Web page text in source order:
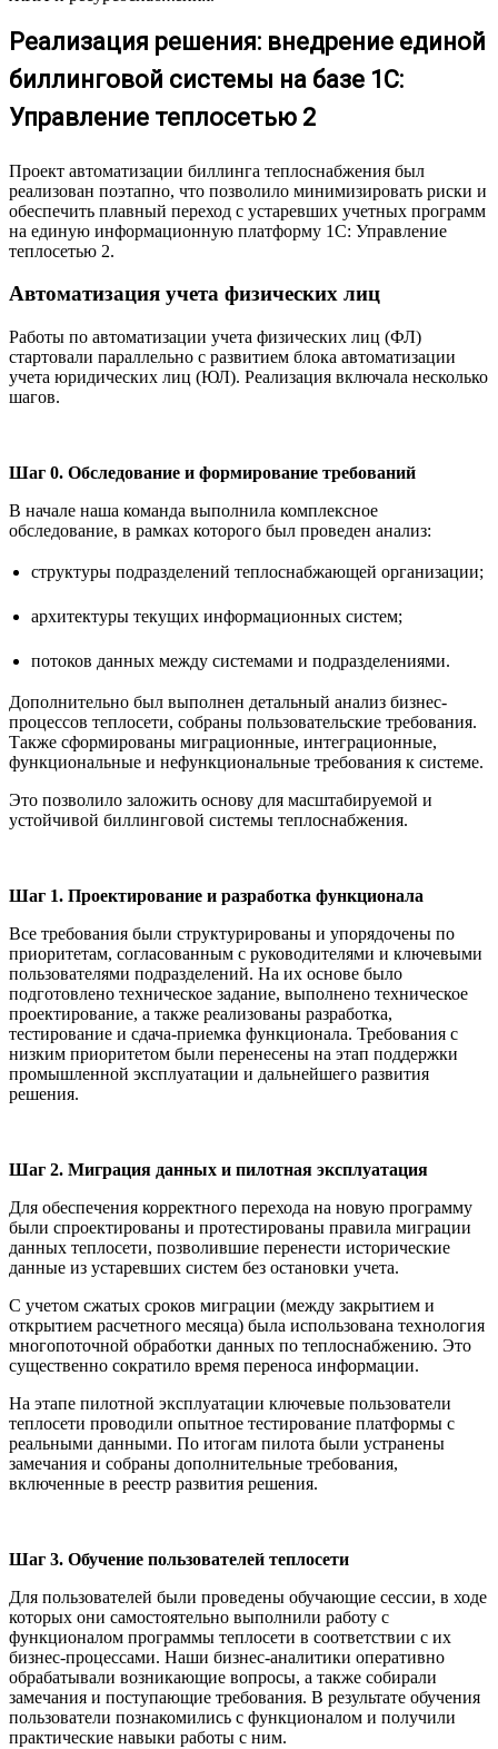
Реализация решения: внедрение единой
биллинговой системы на базе 1С:
Управление теплосетью 2
Проект автоматизации биллинга теплоснабжения был
реализован поэтапно, что позволило минимизировать риски и
обеспечить плавный переход с устаревших учетных программ
на единую информационную платформу 1С: Управление
теплосетью 2.
Автоматизация учета физических лиц
Работы по автоматизации учета физических лиц (ФЛ)
стартовали параллельно с развитием блока автоматизации
учета юридических лиц (ЮЛ). Реализация включала несколько
шагов.
Шаг 0. Обследование и формирование требований
В начале наша команда выполнила комплексное
обследование, в рамках которого был проведен анализ:
структуры подразделений теплоснабжающей организации;
архитектуры текущих информационных систем;
потоков данных между системами и подразделениями.
Дополнительно был выполнен детальный анализ бизнес-
процессов теплосети, собраны пользовательские требования.
Также сформированы миграционные, интеграционные,
функциональные и нефункциональные требования к системе.
Это позволило заложить основу для масштабируемой и
устойчивой биллинговой системы теплоснабжения.
Шаг 1. Проектирование и разработка функционала
Все требования были структурированы и упорядочены по
приоритетам, согласованным с руководителями и ключевыми
пользователями подразделений. На их основе было
подготовлено техническое задание, выполнено техническое
проектирование, а также реализованы разработка,
тестирование и сдача-приемка функционала. Требования с
низким приоритетом были перенесены на этап поддержки
промышленной эксплуатации и дальнейшего развития
решения.
Шаг 2. Миграция данных и пилотная эксплуатация
Для обеспечения корректного перехода на новую программу
были спроектированы и протестированы правила миграции
данных теплосети, позволившие перенести исторические
данные из устаревших систем без остановки учета.
С учетом сжатых сроков миграции (между закрытием и
открытием расчетного месяца) была использована технология
многопоточной обработки данных по теплоснабжению. Это
существенно сократило время переноса информации.
На этапе пилотной эксплуатации ключевые пользователи
теплосети проводили опытное тестирование платформы с
реальными данными. По итогам пилота были устранены
замечания и собраны дополнительные требования,
включенные в реестр развития решения.
Шаг 3. Обучение пользователей теплосети
Для пользователей были проведены обучающие сессии, в ходе
которых они самостоятельно выполнили работу с
функционалом программы теплосети в соответствии с их
бизнес-процессами. Наши бизнес-аналитики оперативно
обрабатывали возникающие вопросы, а также собирали
замечания и поступающие требования. В результате обучения
пользователи познакомились с функционалом и получили
практические навыки работы с ним.